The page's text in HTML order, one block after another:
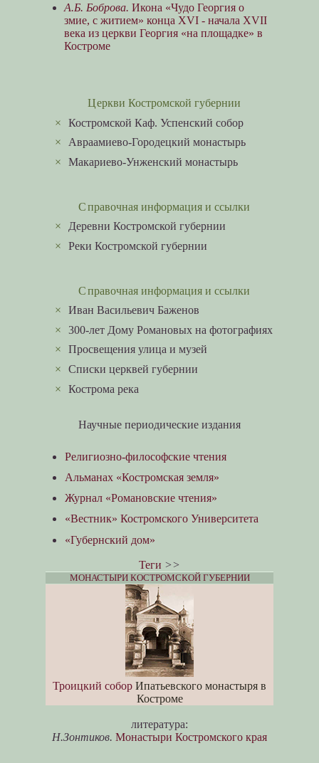
А.Б. Боброва. Икона «Чудо Георгия о
змие, с житием» конца XVI - начала XVII
века из церкви Георгия «на площадке» в
Костроме
Церкви Костромской губернии
×Костромской Каф. Успенский собор
Авраамиево-Городецкий монастырь
×Макариево-Унженский монастырь
Справочная информация и ссылки
Деревни Костромской губернии
×Реки Костромской губернии
Справочная информация и ссылки
×Иван Васильевич Баженов
×300-лет Дому Романовых на фотографиях
×Просвещения улица и музей
×Списки церквей губернии
×Кострома река
Научные периодические издания
Религиозно-философские чтения
Альманах «Костромская земля»
Журнал «Романовские чтения»
«Вестник» Костромского Университета
«Губернский дом»
Теги >>
МОНАСТЫРИ КОСТРОМСКОЙ ГУБЕРНИИ
Троицкий собор Ипатьевского монастыря в
Костроме
литература:
Н.Зонтиков. Монастыри Костромского края